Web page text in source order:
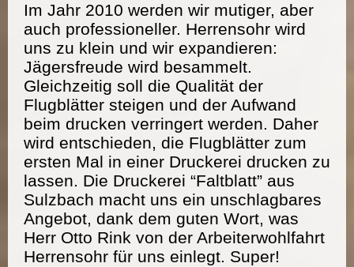
Im Jahr 2010 werden wir mutiger, aber
auch professioneller. Herrensohr wird
uns zu klein und wir expandieren:
Jägersfreude wird besammelt.
Gleichzeitig soll die Qualität der
Flugblätter steigen und der Aufwand
beim drucken verringert werden. Daher
wird entschieden, die Flugblätter zum
ersten Mal in einer Druckerei drucken zu
lassen. Die Druckerei “Faltblatt” aus
Sulzbach macht uns ein unschlagbares
Angebot, dank dem guten Wort, was
Herr Otto Rink von der Arbeiterwohlfahrt
Herrensohr für uns einlegt. Super!